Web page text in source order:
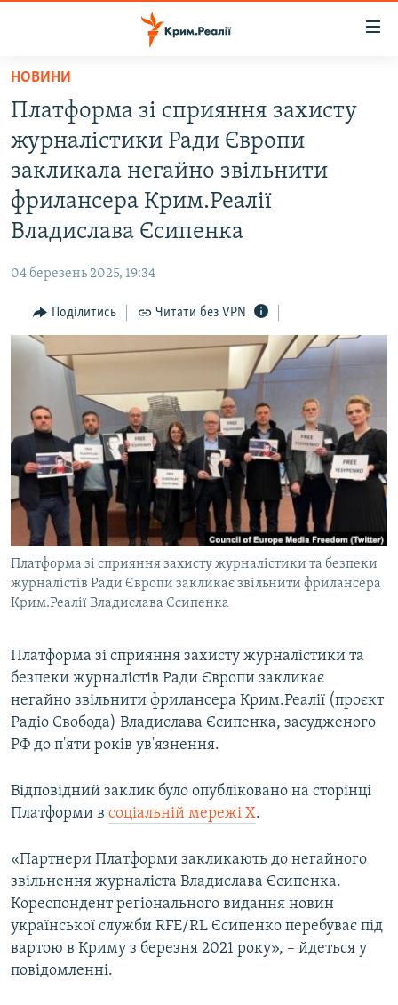
Перейти
основного
матеріалу
Перейти
до
основної
навігації
до
НОВИНИ
ВОДА.КРИМ
ВІДЕО ТА ФОТО
ПОЛІТИКА
БЛОГИ
ІНТЕРВ'Ю
ВСЕ ЗА ДЕНЬ
СПЕЦПРОЕКТИ
ДЕПОРТАЦІЯ
ВІДЕОУРОКИ «ELIFBE»
СВІДЧЕННЯ ОКУПАЦІЇ
УКРАЇНСЬКА ПРОБЛЕМА КРИМУ
ІНФОГРАФІКА
ЯК ОБІЙТИ БЛОКУВАННЯ
Русский
Qırımtatar
ДОЛУЧАЙСЯ!
Усі сайти RFE/RL
НОВИНИ
Платформа зі сприяння захисту
журналістики Ради Європи
закликала негайно звільнити
фрилансера Крим.Реалії
Владислава Єсипенка
04 березень 2025, 19:34
Поділитись Читати без VPN
Платформа зі сприяння захисту журналістики та безпеки
журналістів Ради Європи закликає звільнити фрилансера
Крим.Реалії Владислава Єсипенка
Платформа зі сприяння захисту журналістики та
безпеки журналістів Ради Європи закликає
негайно звільнити фрилансера Крим.Реалії (проєкт
Радіо Свобода) Владислава Єсипенка, засудженого
РФ до п'яти років ув'язнення.
Відповідний заклик було опубліковано на сторінці
Платформи в соціальній мережі X.
«Партнери Платформи закликають до негайного
звільнення журналіста Владислава Єсипенка.
Кореспондент регіонального видання новин
української служби RFE/RL Єсипенко перебуває під
вартою в Криму з березня 2021 року», – йдеться у
повідомленні.